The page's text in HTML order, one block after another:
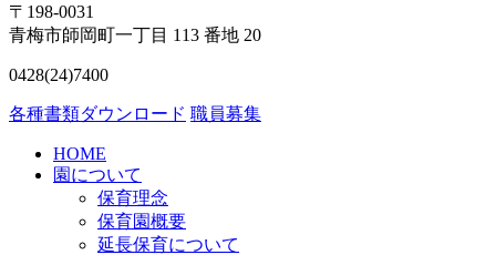
〒198-0031
青梅市師岡町一丁目 113 番地 20
0428(24)7400
各種書類ダウンロード 職員募集
HOME
園について
保育理念
保育園概要
延長保育について